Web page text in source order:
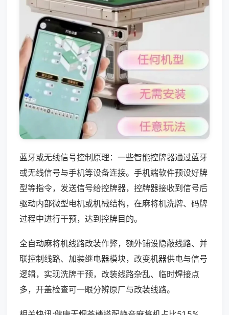
蓝牙或无线信号控制原理：一些智能控牌器通过蓝牙
或无线信号与手机等设备连接。手机端软件预设好牌
型等指令，发送信号给控牌器，控牌器接收到信号后
驱动内部微型电机或机械结构，在麻将机洗牌、码牌
过程中进行干预，达到控牌目的。
全自动麻将机线路改装作弊，额外铺设隐蔽线路、并
联控制线路、加装继电器模块，改变机器供电与信号
逻辑，实现洗牌干预，改装线路杂乱、临时焊接点
多，开盖检查可一眼分辨原厂与改装线路。